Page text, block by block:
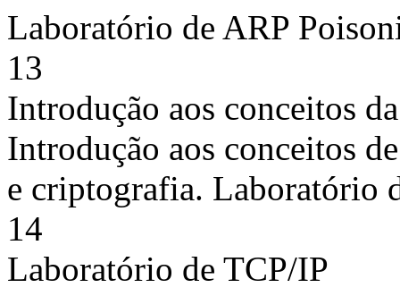
Laboratório de ARP
13
Introdução aos conceitos
Introdução aos conceitos
e criptografia. Laboratório
14
Laboratório de TCP/IP